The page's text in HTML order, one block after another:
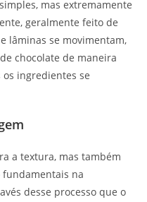
mas extremamente
geralmente feito de
lâminas se movimentam,
chocolate de maneira
ingredientes se
a textura, mas também
fundamentais na
desse processo que o